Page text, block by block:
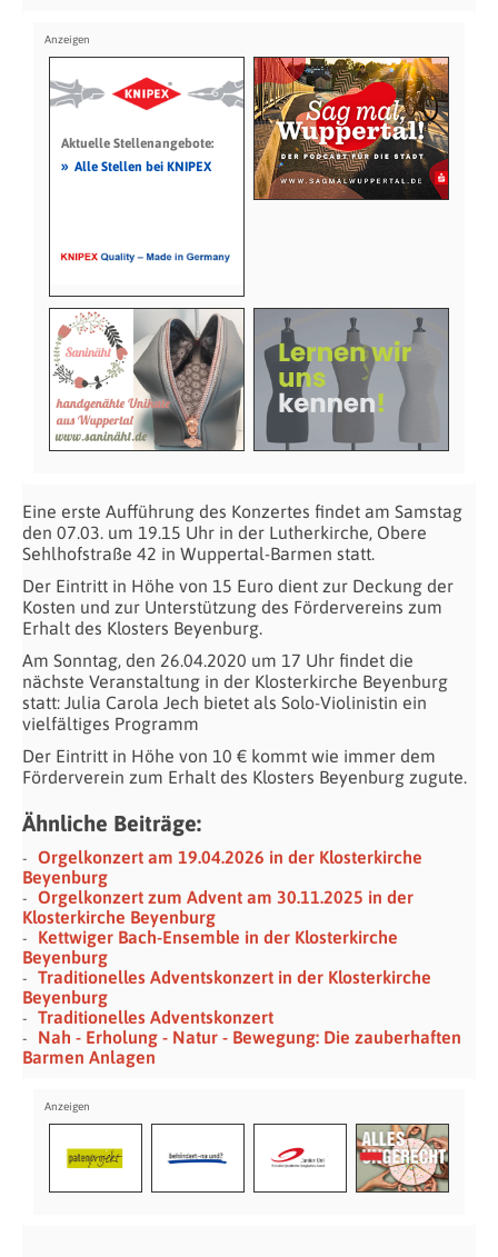
Aktuelle Stellenangebote:
» Alle Stellen bei KNIPEX
Eine erste Aufführung des Konzertes findet am Samstag
den 07.03. um 19.15 Uhr in der Lutherkirche, Obere
Sehlhofstraße 42 in Wuppertal-Barmen statt.
Der Eintritt in Höhe von 15 Euro dient zur Deckung der
Kosten und zur Unterstützung des Fördervereins zum
Erhalt des Klosters Beyenburg.
Am Sonntag, den 26.04.2020 um 17 Uhr findet die
nächste Veranstaltung in der Klosterkirche Beyenburg
statt: Julia Carola Jech bietet als Solo-Violinistin ein
vielfältiges Programm
Der Eintritt in Höhe von 10 € kommt wie immer dem
Förderverein zum Erhalt des Klosters Beyenburg zugute.
Ähnliche Beiträge:
Orgelkonzert am 19.04.2026 in der Klosterkirche
Beyenburg
Orgelkonzert zum Advent am 30.11.2025 in der
Klosterkirche Beyenburg
Kettwiger Bach-Ensemble in der Klosterkirche
Beyenburg
Traditionelles Adventskonzert in der Klosterkirche
Beyenburg
Traditionelles Adventskonzert
Nah - Erholung - Natur - Bewegung: Die zauberhaften
Barmen Anlagen